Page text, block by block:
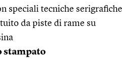
speciali tecniche serigrafiche
da piste di rame su
stampato